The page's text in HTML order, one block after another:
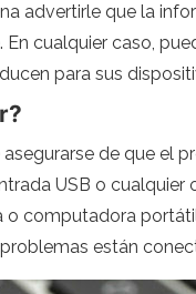
advertirle que la
En cualquier caso,
para sus
de que el
USB o cualquier
computadora
están